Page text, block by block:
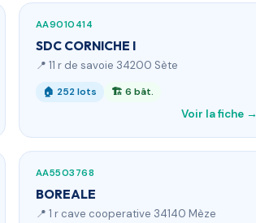
AA9010414
SDC CORNICHE I
📍 11 r de savoie 34200 Sète
🏠 252 lots 🏗 6 bât.
Voir la fiche →
AA5503768
BOREALE
📍 1 r cave cooperative 34140 Mèze